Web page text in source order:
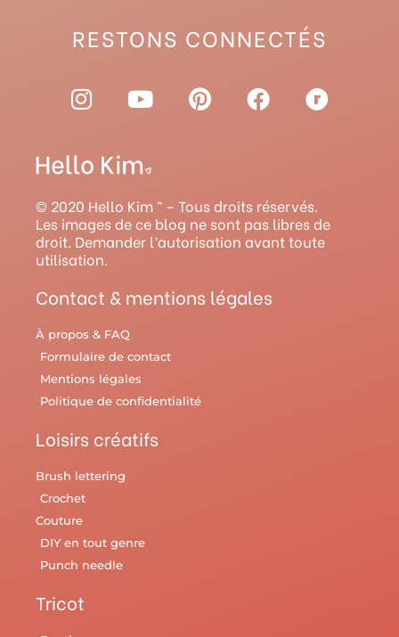
RESTONS CONNECTÉS
I
n
t
a
g
r
a
m
Y
o
t
u
b
e
P
i
r
e
s
F
a
o
o
k
R
a
y
© 2020 Hello Kim ™ – Tous droits réservés.
Les images de ce blog ne sont pas libres de
droit. Demander l’autorisation avant toute
utilisation.
Contact & mentions légales
À propos & FAQ
Formulaire de contact
Mentions légales
Politique de confidentialité
Loisirs créatifs
Brush lettering
Crochet
Couture
DIY en tout genre
Punch needle
Tricot